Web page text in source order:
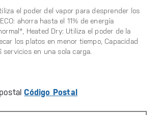
el poder del vapor para desprender los
ahorra hasta el 11% de energía
Heated Dry: Utiliza el poder de la
los platos en menor tiempo, Capacidad
servicios en una sola carga.
Código Postal